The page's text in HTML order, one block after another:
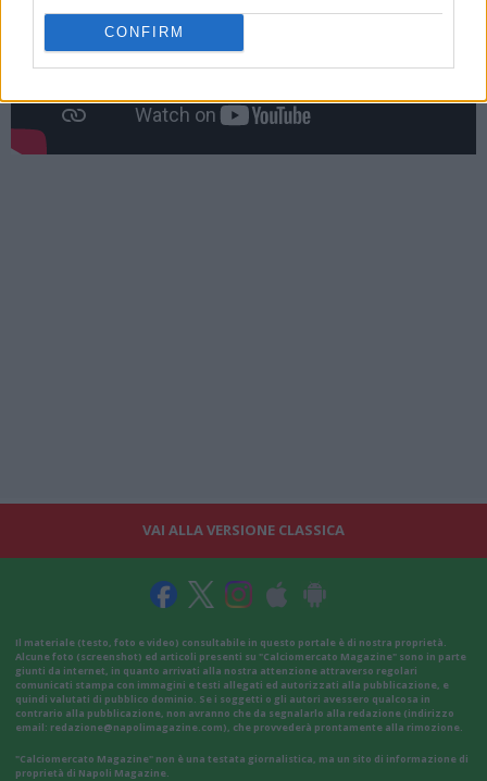
CONFIRM
VAI ALLA VERSIONE CLASSICA
Il materiale (testo, foto e video) consultabile in questo portale è di nostra proprietà.
Alcune foto (screenshot) ed articoli presenti su "Calciomercato Magazine" sono in parte
giunti da internet, in quanto arrivati alla nostra attenzione attraverso regolari
comunicati stampa con immagini e testi allegati ed autorizzati alla pubblicazione, e
quindi valutati di pubblico dominio. Se i soggetti o gli autori avessero qualcosa in
contrario alla pubblicazione, non avranno che da segnalarlo alla redazione (indirizzo
email: redazione@napolimagazine.com), che provvederà prontamente alla rimozione.
"Calciomercato Magazine" non è una testata giornalistica, ma un sito di informazione di
proprietà di Napoli Magazine.